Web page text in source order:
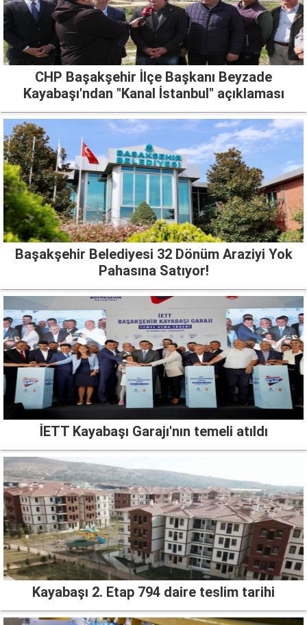
CHP Başakşehir İlçe Başkanı Beyzade
Kayabaşı'ndan "Kanal İstanbul" açıklaması
Başakşehir Belediyesi 32 Dönüm Araziyi Yok
Pahasına Satıyor!
İETT Kayabaşı Garajı'nın temeli atıldı
Kayabaşı 2. Etap 794 daire teslim tarihi